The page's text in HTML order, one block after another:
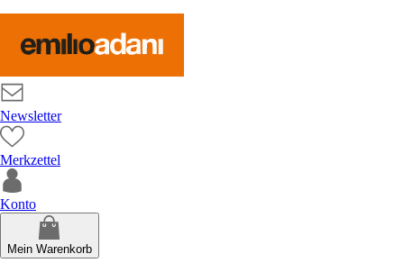
Newsletter
Merkzettel
Konto
Mein Warenkorb